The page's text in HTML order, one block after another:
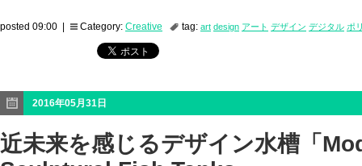
posted 09:00 | Category: Creative tag: art design アート デザイン デジタル ポ
2016年05月31日
近未来を感じるデザイン水槽「